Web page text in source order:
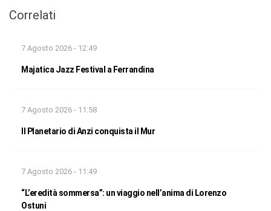
Correlati
7 Agosto 2026 - 12:49
Majatica Jazz Festival a Ferrandina
7 Agosto 2026 - 11:58
Il Planetario di Anzi conquista il Mur
7 Agosto 2026 - 11:49
“L’eredità sommersa”: un viaggio nell’anima di Lorenzo
Ostuni